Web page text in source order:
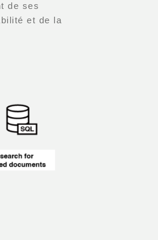
de ses
et de la